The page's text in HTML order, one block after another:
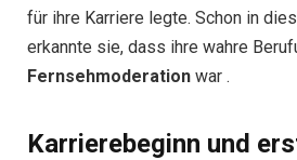
für ihre Karriere legte. Schon in
erkannte sie, dass ihre wahre
Fernsehmoderation war .
Karrierebeginn und